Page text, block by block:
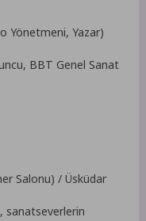
Yönetmeni, Yazar)
BBT Genel Sanat
Salonu) / Üsküdar
sanatseverlerin